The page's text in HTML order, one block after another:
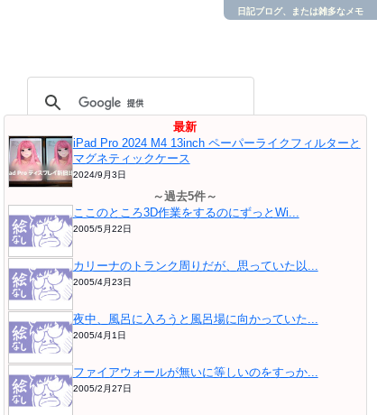
日記ブログ、または雑多なメモ
最新
iPad Pro 2024 M4 13inch ペーパーライクフィルターと
マグネティックケース
2024/9月3日
～過去5件～
ここのところ3D作業をするのにずっとWi...
2005/5月22日
カリーナのトランク周りだが、思っていた以...
2005/4月23日
夜中、風呂に入ろうと風呂場に向かっていた...
2005/4月1日
ファイアウォールが無いに等しいのをすっか...
2005/2月27日